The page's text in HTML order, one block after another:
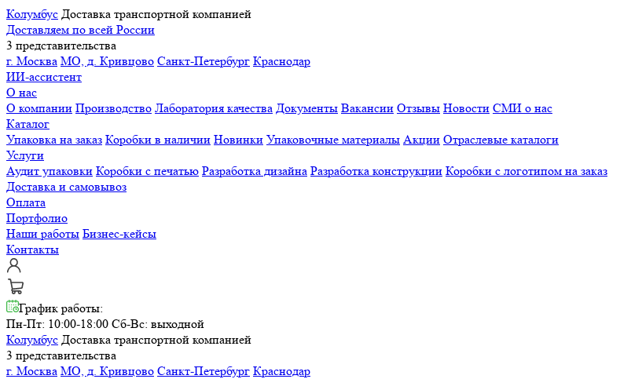
Колумбус Доставка транспортной компанией
Доставляем по всей России
3 представительства
г. Москва МО, д. Кривцово Санкт-Петербург Краснодар
ИИ-ассистент
О нас
О компании Производство Лаборатория качества Документы Вакансии Отзывы Новости СМИ о нас
Каталог
Упаковка на заказ Коробки в наличии Новинки Упаковочные материалы Акции Отраслевые каталоги
Услуги
Аудит упаковки Коробки с печатью Разработка дизайна Разработка конструкции Коробки с логотипом на заказ
Доставка и самовывоз
Оплата
Портфолио
Наши работы Бизнес-кейсы
Контакты
График работы:
Пн-Пт: 10:00-18:00 Сб-Вс: выходной
Колумбус Доставка транспортной компанией
3 представительства
г. Москва МО, д. Кривцово Санкт-Петербург Краснодар